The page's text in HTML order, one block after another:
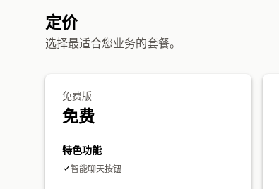
定价
选择最适合您业务的套餐。
免费版
免费
特色功能
智能聊天按钮